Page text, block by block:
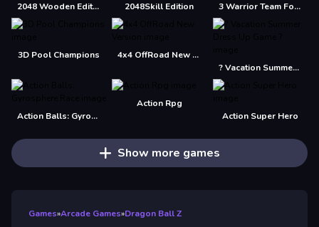
2048 Wooden Edition 2048Skill Edition 3 Warrior Team Force
3D Pool Champions
4x4 OffRoad New Version
? Vacation Summer Dress Up Game ?
Action Balls: Gyrosphere Race
Action Rpg
Action Super Hero
Show more games
Games»Arcade Games»Dragon Ball Z